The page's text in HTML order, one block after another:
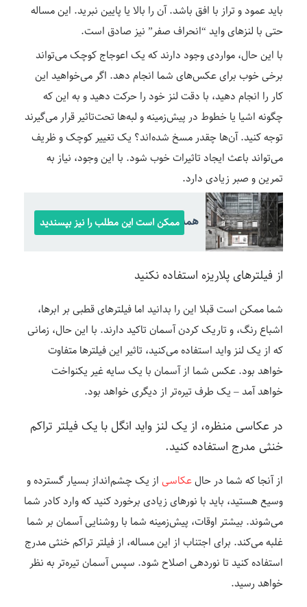
باید عمود و تراز با افق باشد. آن را بالا یا پایین نبرید. این مساله
حتی با لنزهای واید “انحراف صفر” نیز صادق است.
با این حال، مواردی وجود دارند که یک اعوجاج کوچک می‌تواند
برخی خوب برای عکس‌های شما انجام دهد. اگر می‌خواهید این
کار را انجام دهید، با دقت لنز خود را حرکت دهید و به این که
چگونه اشیا یا خطوط در پیش‌زمینه و لبه‌ها تحت‌تاثیر قرار می‌گیرند
توجه کنید. آن‌ها چقدر مسخ شده‌اند؟ یک تغییر کوچک و ظریف
می‌تواند باعث ایجاد تاثیرات خوب شود. با این وجود، نیاز به
تمرین و صبر زیادی دارد.
همه چیز درباره عکاسی صنعتی
ممکن است این مطلب را نیز بپسندید
از فیلترهای پلاریزه استفاده نکنید
شما ممکن است قبلا این را بدانید اما فیلترهای قطبی بر ابرها،
اشباع رنگ، و تاریک کردن آسمان تاکید دارند. با این حال، زمانی
که از یک لنز واید استفاده می‌کنید، تاثیر این فیلترها متفاوت
خواهد بود. عکس شما از آسمان با یک سایه غیر یکنواخت
خواهد آمد – یک طرف تیره‌تر از دیگری خواهد بود.
در عکاسی منظره، از یک لنز واید انگل با یک فیلتر تراکم
خنثی مدرج استفاده کنید.
از آنجا که شما در حالعکاسیاز یک چشم‌انداز بسیار گسترده و
وسیع هستید، باید با نورهای زیادی برخورد کنید که وارد کادر شما
می‌شوند. بیشتر اوقات، پیش‌زمینه شما با روشنایی آسمان بر شما
غلبه می‌کند. برای اجتناب از این مساله، از فیلتر تراکم خنثی مدرج
استفاده کنید تا نوردهی اصلاح شود. سپس آسمان تیره‌تر به نظر
خواهد رسید.